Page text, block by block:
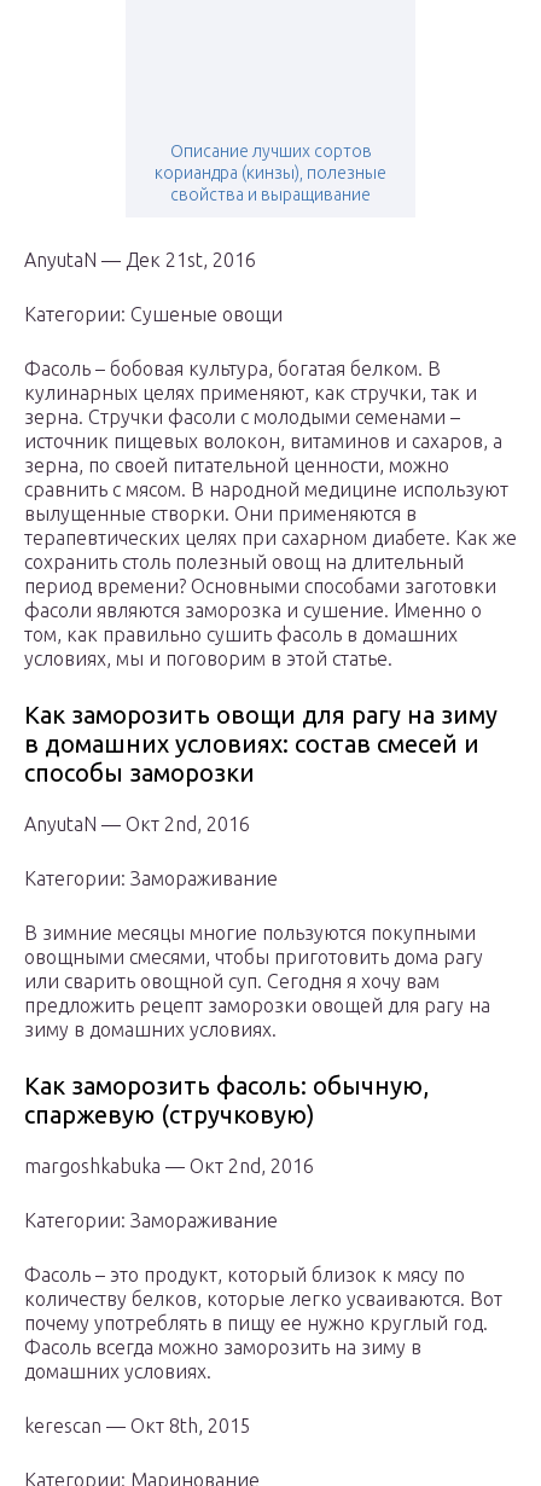
Описание лучших сортов
кориандра (кинзы), полезные
свойства и выращивание
AnyutaN — Дек 21st, 2016
Категории: Сушеные овощи
Фасоль – бобовая культура, богатая белком. В
кулинарных целях применяют, как стручки, так и
зерна. Стручки фасоли с молодыми семенами –
источник пищевых волокон, витаминов и сахаров, а
зерна, по своей питательной ценности, можно
сравнить с мясом. В народной медицине используют
вылущенные створки. Они применяются в
терапевтических целях при сахарном диабете. Как же
сохранить столь полезный овощ на длительный
период времени? Основными способами заготовки
фасоли являются заморозка и сушение. Именно о
том, как правильно сушить фасоль в домашних
условиях, мы и поговорим в этой статье.
Как заморозить овощи для рагу на зиму
в домашних условиях: состав смесей и
способы заморозки
AnyutaN — Окт 2nd, 2016
Категории: Замораживание
В зимние месяцы многие пользуются покупными
овощными смесями, чтобы приготовить дома рагу
или сварить овощной суп. Сегодня я хочу вам
предложить рецепт заморозки овощей для рагу на
зиму в домашних условиях.
Как заморозить фасоль: обычную,
спаржевую (стручковую)
margoshkabuka — Окт 2nd, 2016
Категории: Замораживание
Фасоль – это продукт, который близок к мясу по
количеству белков, которые легко усваиваются. Вот
почему употреблять в пищу ее нужно круглый год.
Фасоль всегда можно заморозить на зиму в
домашних условиях.
kerescan — Окт 8th, 2015
Категории: Маринование